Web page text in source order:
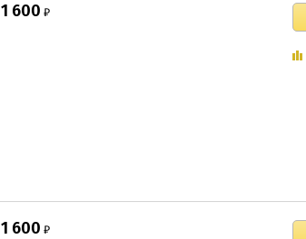
1 600 ₽
1 600 ₽